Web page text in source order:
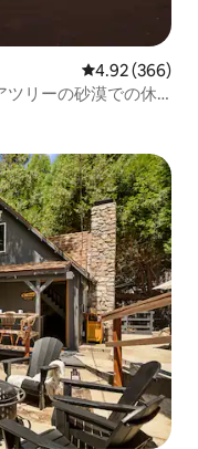
レビュー366
4.92 (366)
ツリーの砂漠での休